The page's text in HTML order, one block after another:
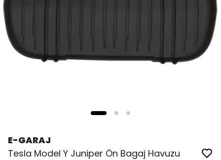
E-GARAJ
Tesla Model Y Juniper Ön Bagaj Havuzu